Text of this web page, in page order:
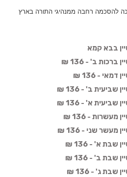
להסכמה רחבה ממנהיגי התורה בארץ
בבא קמא
ב' - 136 ₪
- 136 ₪
ב' - 136 ₪
א' - 136 ₪
- 136 ₪
שני - 136 ₪
א' - 136 ₪
ב' - 136 ₪
ג' - 136 ₪